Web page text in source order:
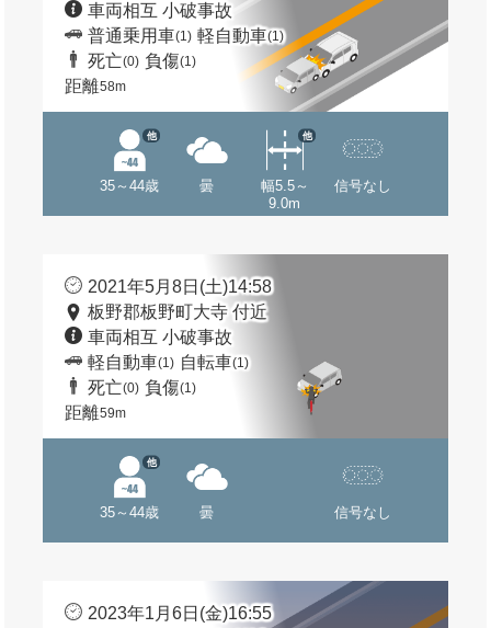
車両相互 小破事故
普通乗用車(1) 軽自動車(1)
死亡(0) 負傷(1)
距離58m
35～44歳
他
曇
幅5.5～
9.0m
他
信号なし
2021年5月8日(土)14:58
板野郡板野町大寺 付近
車両相互 小破事故
軽自動車(1) 自転車(1)
死亡(0) 負傷(1)
距離59m
35～44歳
他
曇 信号なし
2023年1月6日(金)16:55